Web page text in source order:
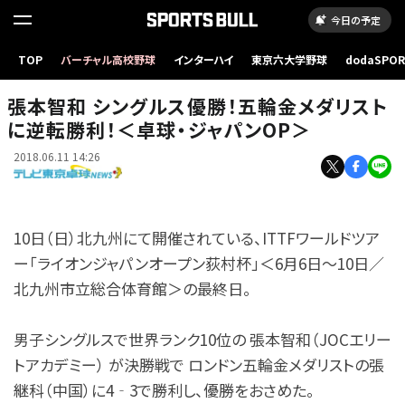
今日の予定
TOP バーチャル高校野球 インターハイ 東京六大学野球
張本智和 シングルス優勝！五輪金メダリスト
に逆転勝利！＜卓球・ジャパンOP＞
2018.06.11 14:26
10日（日）北九州にて開催されている、ITTFワールドツア
ー「ライオンジャパンオープン荻村杯」＜6月6日～10日／
北九州市立総合体育館＞の最終日。
男子シングルスで世界ランク10位の 張本智和（JOCエリー
トアカデミー） が決勝戦で ロンドン五輪金メダリストの張
継科（中国）に4‐3で勝利し、優勝をおさめた。